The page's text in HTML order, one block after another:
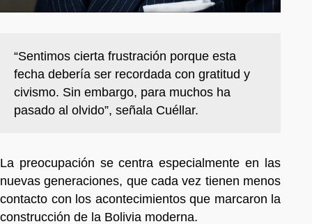
“Sentimos cierta frustración porque esta
fecha debería ser recordada con gratitud y
civismo. Sin embargo, para muchos ha
pasado al olvido”, señala Cuéllar.
La preocupación se centra especialmente en las
nuevas generaciones, que cada vez tienen menos
contacto con los acontecimientos que marcaron la
construcción de la Bolivia moderna.